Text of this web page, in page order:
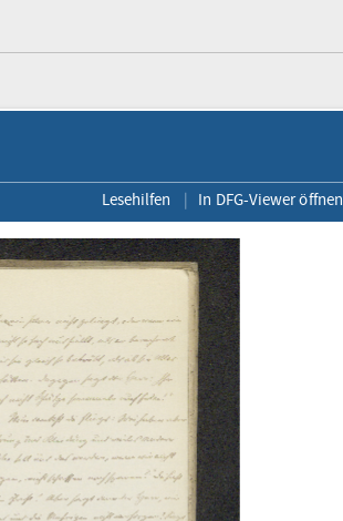
Lesehilfen In DFG-Viewer öffnen